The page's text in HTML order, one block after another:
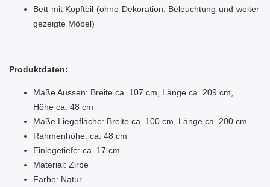
Bett mit Kopfteil (ohne Dekoration, Beleuchtung und weiter
gezeigte Möbel)
Produktdaten:
Maße Aussen: Breite ca. 107 cm, Länge ca. 209 cm,
Höhe ca. 48 cm
Maße Liegefläche: Breite ca. 100 cm, Länge ca. 200 cm
Rahmenhöhe: ca. 48 cm
Einlegetiefe: ca. 17 cm
Material: Zirbe
Farbe: Natur